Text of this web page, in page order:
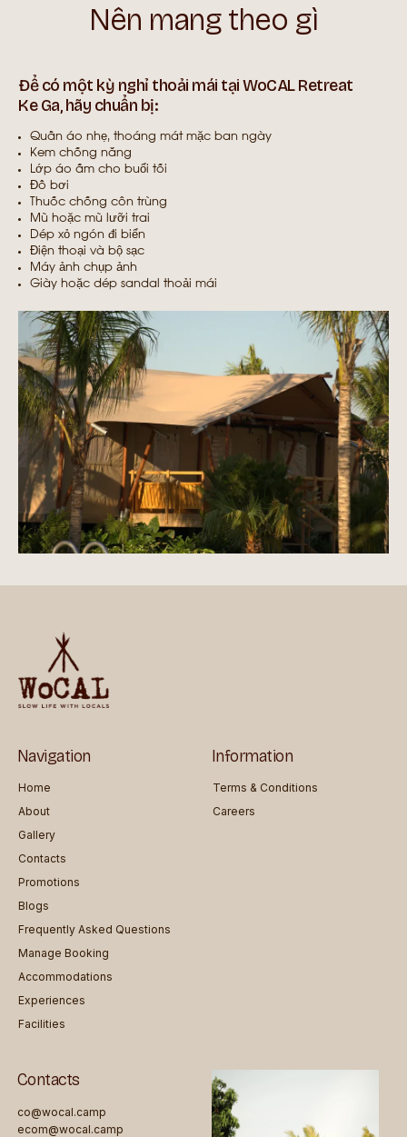
Nên mang theo gì
Để có một kỳ nghỉ thoải mái tại WoCAL Retreat
Ke Ga, hãy chuẩn bị:
Quần áo nhẹ, thoáng mát mặc ban ngày
Kem chống nắng
Lớp áo ấm cho buổi tối
Đồ bơi
Thuốc chống côn trùng
Mũ hoặc mũ lưỡi trai
Dép xỏ ngón đi biển
Điện thoại và bộ sạc
Máy ảnh chụp ảnh
Giày hoặc dép sandal thoải mái
Navigation
Home
About
Gallery
Contacts
Promotions
Blogs
Frequently Asked Questions
Manage Booking
Accommodations
Experiences
Facilities
Information
Terms & Conditions
Careers
Contacts
co@wocal.camp
ecom@wocal.camp